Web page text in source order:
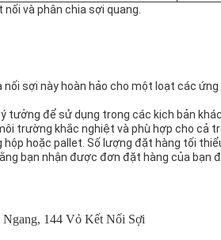
và phân chia sợi quang.
sợi này hoàn hảo cho một loạt các
lý tưởng để sử dụng trong các kịch bản
trường khắc nghiệt và phù hợp cho cả
hoặc pallet. Số lượng đặt hàng tối
bạn nhận được đơn đặt hàng của bạn
, 144 Vỏ Kết Nối Sợi